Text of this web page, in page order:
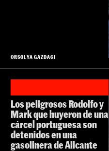
ORSOLYA GAZDAGI
Los peligrosos Rodolfo y
Mark que huyeron de una
cárcel portuguesa son
detenidos en una
gasolinera de Alicante